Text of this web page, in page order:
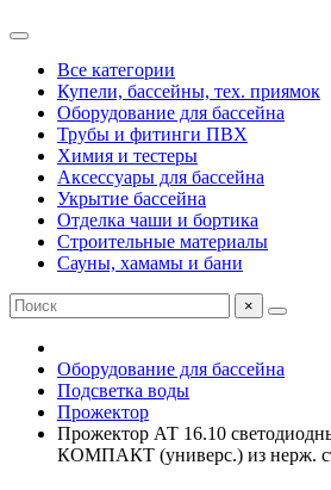
Все категории
Купели, бассейны, тех. приямок
Оборудование для бассейна
Трубы и фитинги ПВХ
Химия и тестеры
Аксессуары для бассейна
Укрытие бассейна
Отделка чаши и бортика
Строительные материалы
Сауны, хамамы и бани
×
Оборудование для бассейна
Подсветка воды
Прожектор
Прожектор АТ 16.10
КОМПАКТ (универс.) из нерж.